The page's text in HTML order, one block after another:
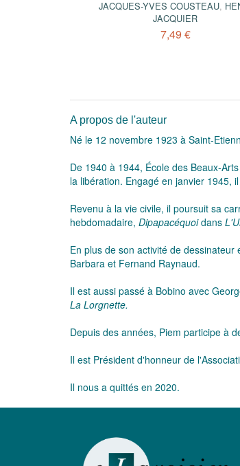
JACQUES-YVES COUSTEAU,
JACQUIER
7,49 €
A propos de l'auteur
Né le 12 novembre 1923 à Saint-
De 1940 à 1944, École des Beaux-
la libération. Engagé en janvier 1945,
Revenu à la vie civile, il poursuit sa
hebdomadaire, Dipapacéquoidans
En plus de son activité de
Barbara et Fernand Raynaud.
Il est aussi passé à Bobino avec
La Lorgnette.
Depuis des années, Piem participe à
Il est Président d'honneur de
Il nous a quittés en 2020.